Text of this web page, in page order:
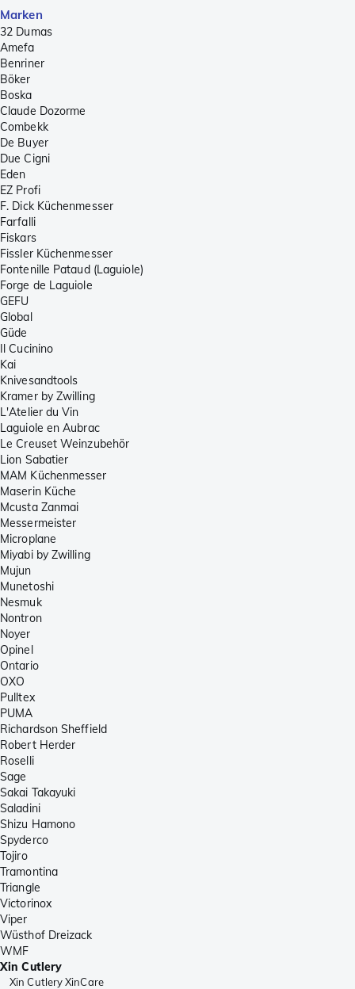
Marken
32 Dumas
Amefa
Benriner
Böker
Boska
Claude Dozorme
Combekk
De Buyer
Due Cigni
Eden
EZ Profi
F. Dick Küchenmesser
Farfalli
Fiskars
Fissler Küchenmesser
Fontenille Pataud (Laguiole)
Forge de Laguiole
GEFU
Global
Güde
Il Cucinino
Kai
Knivesandtools
Kramer by Zwilling
L'Atelier du Vin
Laguiole en Aubrac
Le Creuset Weinzubehör
Lion Sabatier
MAM Küchenmesser
Maserin Küche
Mcusta Zanmai
Messermeister
Microplane
Miyabi by Zwilling
Mujun
Munetoshi
Nesmuk
Nontron
Noyer
Opinel
Ontario
OXO
Pulltex
PUMA
Richardson Sheffield
Robert Herder
Roselli
Sage
Sakai Takayuki
Saladini
Shizu Hamono
Spyderco
Tojiro
Tramontina
Triangle
Victorinox
Viper
Wüsthof Dreizack
WMF
Xin Cutlery
Xin Cutlery XinCare